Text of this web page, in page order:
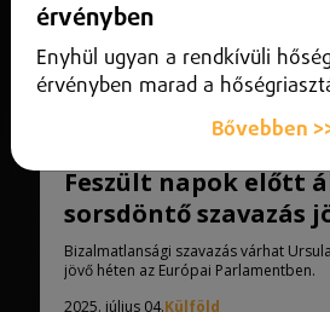
Feszült napok előtt
sorsdöntő szavazás
Bizalmatlansági szavazás várhat
jövő héten az Európai Parlamentben.
2025. július 04.Külföld
érvényben
Enyhül ugyan a rendkívüli
érvényben marad a
Bővebben